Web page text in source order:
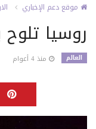
موقع دعم الإخباري
روسيا
العالم منذ 4 أعوام